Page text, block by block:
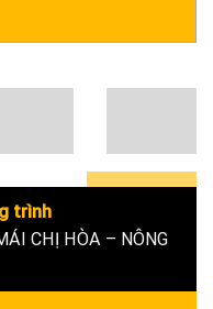
0+
trình
CHỊ HÒA – NÔNG